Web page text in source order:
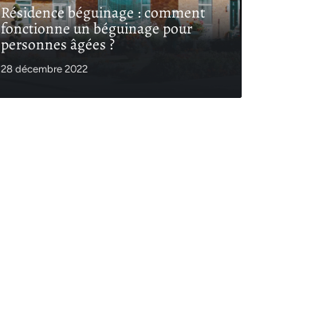
Résidence béguinage : comment
fonctionne un béguinage pour
personnes âgées ?
28 décembre 2022